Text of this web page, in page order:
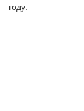
году.